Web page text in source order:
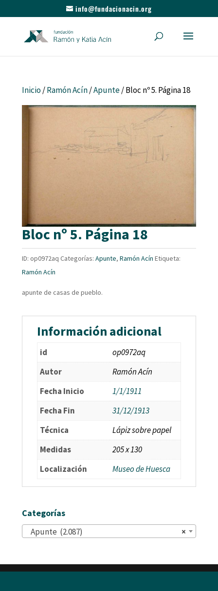
info@fundacionacin.org
Inicio/Ramón Acín/Apunte/ Bloc nº 5. Página 18
Bloc nº 5. Página 18
ID: op0972aq Categorías: Apunte, Ramón Acín Etiqueta:
Ramón Acín
apunte de casas de pueblo.
Información adicional
id
op0972aq
Autor
Ramón Acín
Fecha Inicio
1/1/1911
Fecha Fin
31/12/1913
Técnica
Lápiz sobre papel
Medidas
205 x 130
Localización
Museo de Huesca
Categorías
×
Apunte (2.087)